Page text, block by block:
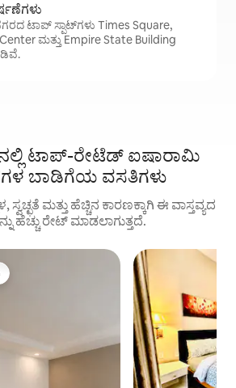
ಟಾಪ್ ಸ್ಪಾಟ್‌ಗಳು Times Square,
ಮತ್ತು Empire State Building
ಟಾಪ್-ರೇಟೆಡ್ ಐಷಾರಾಮಿ
ಬಾಡಿಗೆಯ ವಸತಿಗಳು
ಸ್ವಚ್ಛತೆ ಮತ್ತು ಹೆಚ್ಚಿನ ಕಾರಣಕ್ಕಾಗಿ ಈ ವಾಸ್ತವ್ಯದ
ಹೆಚ್ಚು ರೇಟ್ ಮಾಡಲಾಗುತ್ತದೆ.